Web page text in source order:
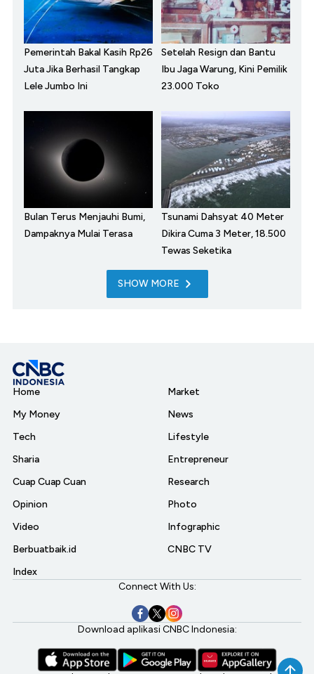
Pemerintah Bakal Kasih Rp26
Juta Jika Berhasil Tangkap
Lele Jumbo Ini
Setelah Resign dan Bantu
Ibu Jaga Warung, Kini Pemilik
23.000 Toko
Bulan Terus Menjauhi Bumi,
Dampaknya Mulai Terasa
Tsunami Dahsyat 40 Meter
Dikira Cuma 3 Meter, 18.500
Tewas Seketika
SHOW MORE
Home
My Money
Tech
Sharia
Cuap Cuap Cuan
Opinion
Video
Berbuatbaik.id
Index
Market
News
Lifestyle
Entrepreneur
Research
Photo
Infographic
CNBC TV
Connect With Us:
Download aplikasi CNBC Indonesia: